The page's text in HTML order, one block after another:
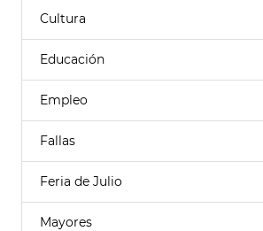
Cultura
Educación
Empleo
Fallas
Feria de Julio
Mayores